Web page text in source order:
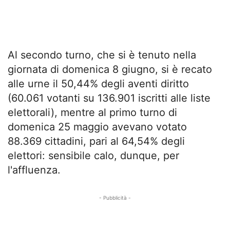
Al secondo turno, che si è tenuto nella
giornata di domenica 8 giugno, si è recato
alle urne il 50,44% degli aventi diritto
(60.061 votanti su 136.901 iscritti alle liste
elettorali), mentre al primo turno di
domenica 25 maggio avevano votato
88.369 cittadini, pari al 64,54% degli
elettori: sensibile calo, dunque, per
l'affluenza.
- Pubblicità -